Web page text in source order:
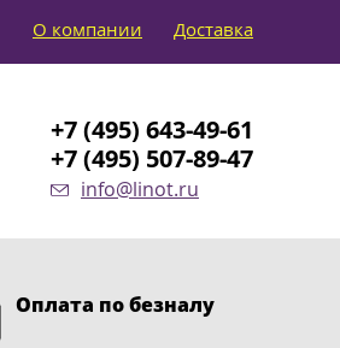
О компании Доставка
+7 (495) 643-49-61
+7 (495) 507-89-47
info@linot.ru
Оплата по безналу